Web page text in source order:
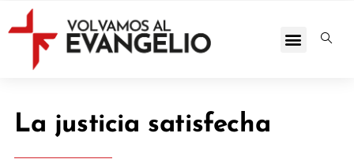
La justicia satisfecha